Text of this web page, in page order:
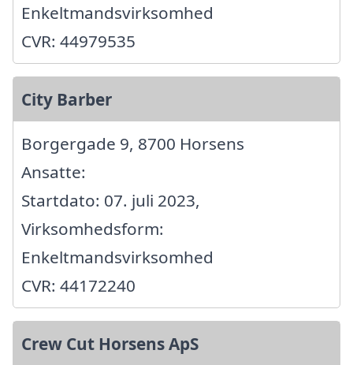
Enkeltmandsvirksomhed
CVR: 44979535
City Barber
Borgergade 9, 8700 Horsens
Ansatte:
Startdato: 07. juli 2023,
Virksomhedsform:
Enkeltmandsvirksomhed
CVR: 44172240
Crew Cut Horsens ApS